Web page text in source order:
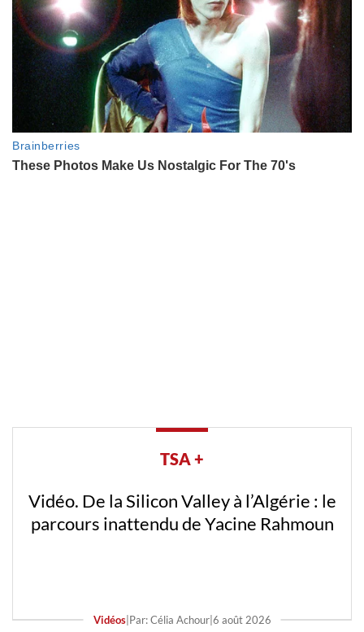
TSA +
Vidéo. De la Silicon Valley à l’Algérie : le
parcours inattendu de Yacine Rahmoun
Vidéos| Par: Célia Achour| 6 août 2026